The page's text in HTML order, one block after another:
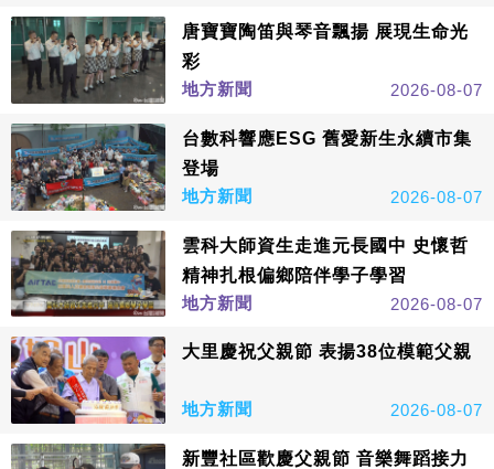
唐寶寶陶笛與琴音飄揚 展現生命光
彩
地方新聞
2026-08-07
台數科響應ESG 舊愛新生永續市集
登場
地方新聞
2026-08-07
雲科大師資生走進元長國中 史懷哲
精神扎根偏鄉陪伴學子學習
地方新聞
2026-08-07
大里慶祝父親節 表揚38位模範父親
地方新聞 2026-08-07
新豐社區歡慶父親節 音樂舞蹈接力